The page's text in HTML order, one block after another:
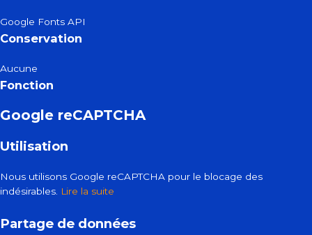
Google Fonts API
Conservation
Aucune
Fonction
Google reCAPTCHA
Utilisation
Nous utilisons Google reCAPTCHA pour le blocage des
indésirables. Lire la suite
Partage de données